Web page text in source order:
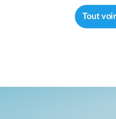
Tout voir